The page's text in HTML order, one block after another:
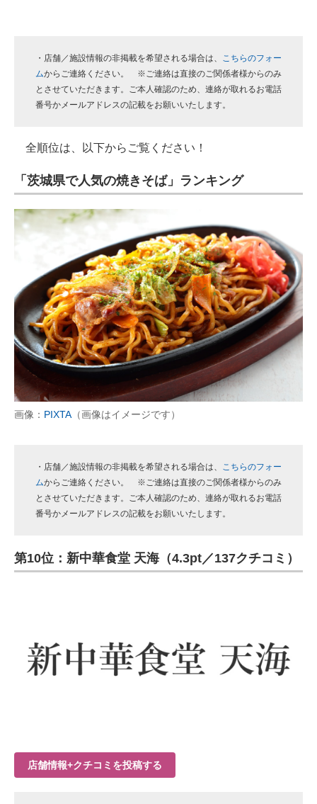
・店舗／施設情報の非掲載を希望される場合は、 こちらのフォー
ムからご連絡ください。 ※ご連絡は直接のご関係者様からのみ
とさせていただきます。ご本人確認のため、連絡が取れるお電話
番号かメールアドレスの記載をお願いいたします。
全順位は、以下からご覧ください！
「茨城県で人気の焼きそば」ランキング
画像： PIXTA（画像はイメージです）
・店舗／施設情報の非掲載を希望される場合は、 こちらのフォー
ムからご連絡ください。 ※ご連絡は直接のご関係者様からのみ
とさせていただきます。ご本人確認のため、連絡が取れるお電話
番号かメールアドレスの記載をお願いいたします。
第10位：新中華食堂 天海（4.3pt／137クチコミ）
店舗情報+クチコミを投稿する